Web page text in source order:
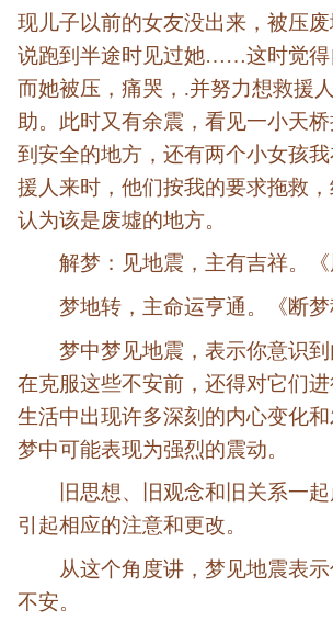
现儿子以前的女友没出来，被压
说跑到半途时见过她……这时觉得
而她被压，痛哭，.并努力想救援
助。此时又有余震，看见一小天
到安全的地方，还有两个小女孩
援人来时，他们按我的要求拖救
认为该是废墟的地方。
解梦：见地震，主有吉祥。《
梦地转，主命运亨通。《断梦
梦中梦见地震，表示你意识
在克服这些不安前，还得对它们进
生活中出现许多深刻的内心变化
梦中可能表现为强烈的震动。
旧思想、旧观念和旧关系一
引起相应的注意和更改。
从这个角度讲，梦见地震表
不安。